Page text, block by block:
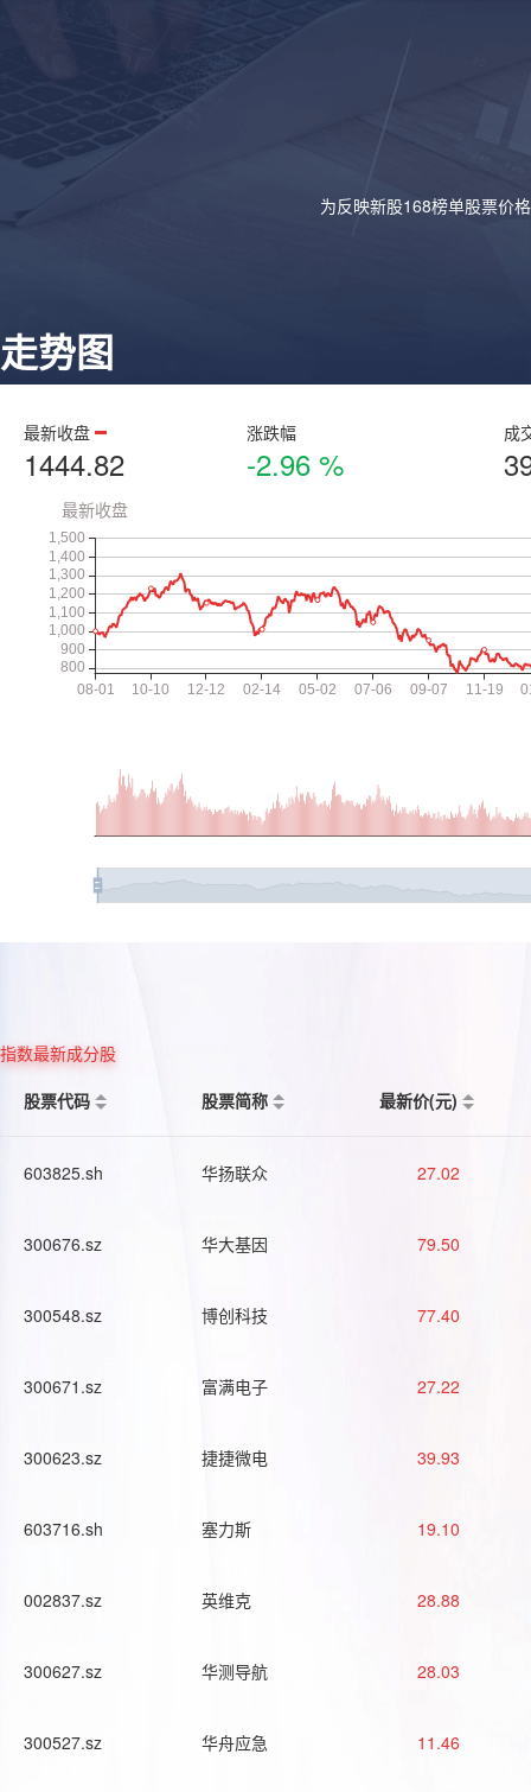
为反映新股168榜单股票价
走势图
最新收盘
1444.82
涨跌幅
-2.96 %
成
指数最新成分股
股票代码
股票简称 最新价(元)
603825.sh 华扬联众 27.02
300676.sz 华大基因 79.50
300548.sz 博创科技 77.40
300671.sz 富满电子 27.22
300623.sz 捷捷微电 39.93
603716.sh 塞力斯 19.10
002837.sz 英维克 28.88
300627.sz 华测导航 28.03
300527.sz 华舟应急 11.46